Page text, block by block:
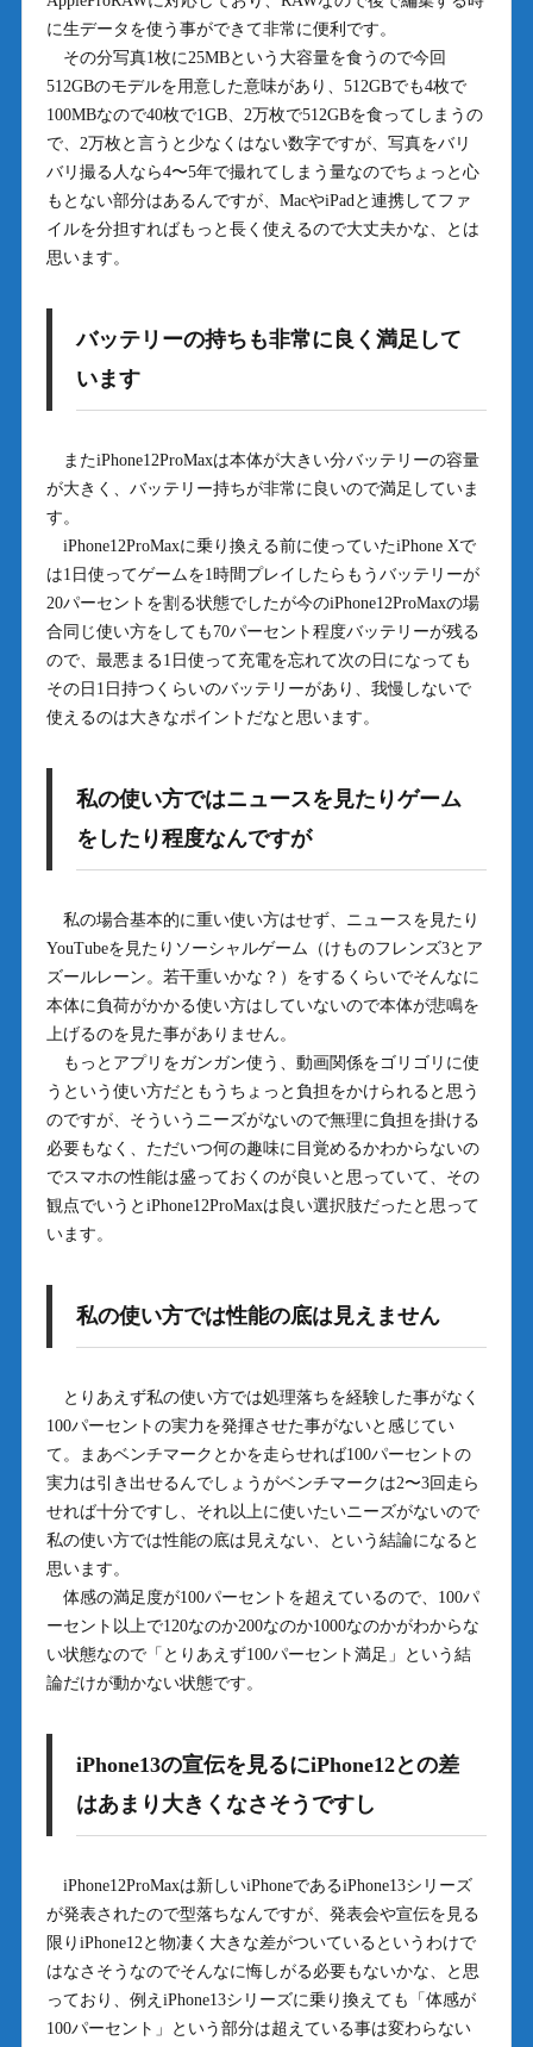
に生データを使う事ができて非常に便利です。
その分写真1枚に25MBという大容量を食うので今回
512GBのモデルを用意した意味があり、512GBでも4枚で
100MBなので40枚で1GB、2万枚で512GBを食ってしまうの
で、2万枚と言うと少なくはない数字ですが、写真をバリ
バリ撮る人なら4〜5年で撮れてしまう量なのでちょっと心
もとない部分はあるんですが、MacやiPadと連携してファ
イルを分担すればもっと長く使えるので大丈夫かな、とは
思います。
バッテリーの持ちも非常に良く満足して
います
またiPhone12ProMaxは本体が大きい分バッテリーの容量
が大きく、バッテリー持ちが非常に良いので満足していま
す。
iPhone12ProMaxに乗り換える前に使っていたiPhone Xで
は1日使ってゲームを1時間プレイしたらもうバッテリーが
20パーセントを割る状態でしたが今のiPhone12ProMaxの場
合同じ使い方をしても70パーセント程度バッテリーが残る
ので、最悪まる1日使って充電を忘れて次の日になっても
その日1日持つくらいのバッテリーがあり、我慢しないで
使えるのは大きなポイントだなと思います。
私の使い方ではニュースを見たりゲーム
をしたり程度なんですが
私の場合基本的に重い使い方はせず、ニュースを見たり
YouTubeを見たりソーシャルゲーム（けものフレンズ3とア
ズールレーン。若干重いかな？）をするくらいでそんなに
本体に負荷がかかる使い方はしていないので本体が悲鳴を
上げるのを見た事がありません。
もっとアプリをガンガン使う、動画関係をゴリゴリに使
うという使い方だともうちょっと負担をかけられると思う
のですが、そういうニーズがないので無理に負担を掛ける
必要もなく、ただいつ何の趣味に目覚めるかわからないの
でスマホの性能は盛っておくのが良いと思っていて、その
観点でいうとiPhone12ProMaxは良い選択肢だったと思って
います。
私の使い方では性能の底は見えません
とりあえず私の使い方では処理落ちを経験した事がなく
100パーセントの実力を発揮させた事がないと感じてい
て。まあベンチマークとかを走らせれば100パーセントの
実力は引き出せるんでしょうがベンチマークは2〜3回走ら
せれば十分ですし、それ以上に使いたいニーズがないので
私の使い方では性能の底は見えない、という結論になると
思います。
体感の満足度が100パーセントを超えているので、100パ
ーセント以上で120なのか200なのか1000なのかがわからな
い状態なので「とりあえず100パーセント満足」という結
論だけが動かない状態です。
iPhone13の宣伝を見るにiPhone12との差
はあまり大きくなさそうですし
iPhone12ProMaxは新しいiPhoneであるiPhone13シリーズ
が発表されたので型落ちなんですが、発表会や宣伝を見る
限りiPhone12と物凄く大きな差がついているというわけで
はなさそうなのでそんなに悔しがる必要もないかな、と思
っており、例えiPhone13シリーズに乗り換えても「体感が
100パーセント」という部分は超えている事は変わらない